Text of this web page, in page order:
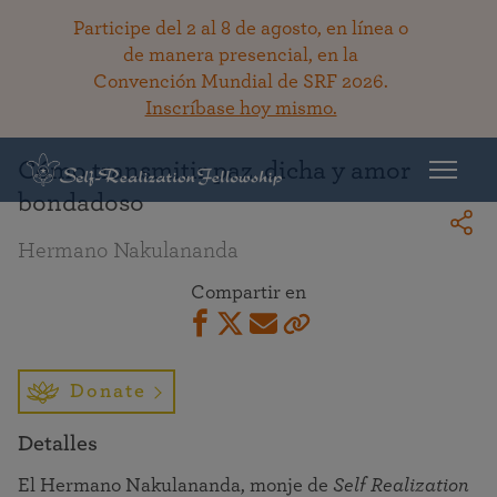
Participe del 2 al 8 de agosto, en línea o
de manera presencial, en la
Convención Mundial de SRF 2026.
Inscríbase hoy mismo.
Regresar a la bibioteca
Cómo transmitir paz, dicha y amor
bondadoso
Hermano Nakulananda
Compartir en
Donate
Detalles
El Hermano Nakulananda, monje de Self Realization